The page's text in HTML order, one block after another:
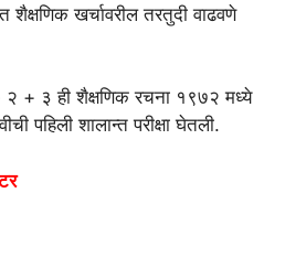
खर्चावरील तरतुदी वाढवणे
२ + ३ ही शैक्षणिक रचना १९७२ मध्ये
पहिली शालान्त परीक्षा घेतली.